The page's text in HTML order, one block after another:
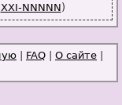
XXI-NNNNN)
FAQ О сайте